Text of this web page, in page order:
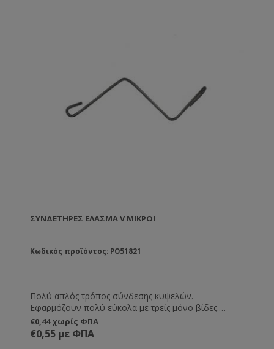
ΣΥΝΔΕΤΉΡΕΣ ΈΛΑΣΜΑ V ΜΙΚΡΟΊ
Κωδικός προϊόντος: PO51821
Πολύ απλός τρόπος σύνδεσης κυψελών.
Εφαρμόζουν πολύ εύκολα με τρείς μόνο βίδες.
Ιδανικοί για όσους έχουν ξύλινες κινητές βάσεις
αφού εφαρμόζονται στα πλαϊνά μέρη της κυψέλης και
όχι εμπρός-πίσω. Γαλβανισμένοι για μεγάλη αντοχή
€0,44 χωρίς ΦΠΑ
€0,55 με ΦΠΑ